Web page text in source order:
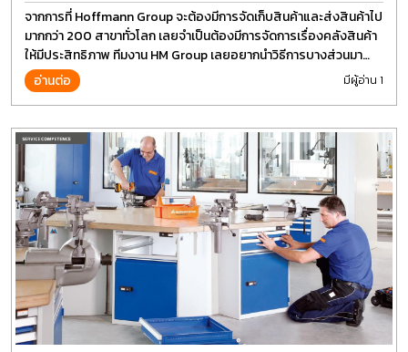
จากการที่ Hoffmann Group จะต้องมีการจัดเก็บสินค้าและส่งสินค้าไป
มากกว่า 200 สาขาทั่วโลก เลยจำเป็นต้องมีการจัดการเรื่องคลังสินค้า
ให้มีประสิทธิภาพ ทีมงาน HM Group เลยอยากนำวิธีการบางส่วนมา
แบ่งปันกัน
อ่านต่อ มีผู้อ่าน 1